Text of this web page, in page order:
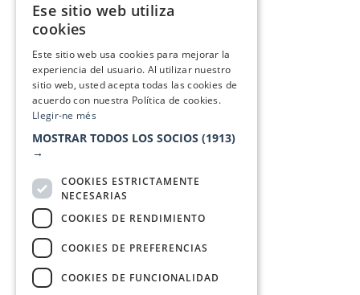
Ese sitio web utiliza
cookies
Este sitio web usa cookies para mejorar la
experiencia del usuario. Al utilizar nuestro
sitio web, usted acepta todas las cookies de
acuerdo con nuestra Política de cookies.
Llegir-ne més
MOSTRAR TODOS LOS SOCIOS (1913)
→
COOKIES ESTRICTAMENTE
NECESARIAS
COOKIES DE RENDIMIENTO
COOKIES DE PREFERENCIAS
COOKIES DE FUNCIONALIDAD